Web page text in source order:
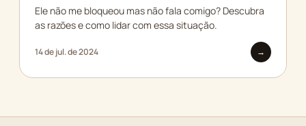
Ele não me bloqueou mas não fala comigo? Descubra
as razões e como lidar com essa situação.
14 de jul. de 2024 →